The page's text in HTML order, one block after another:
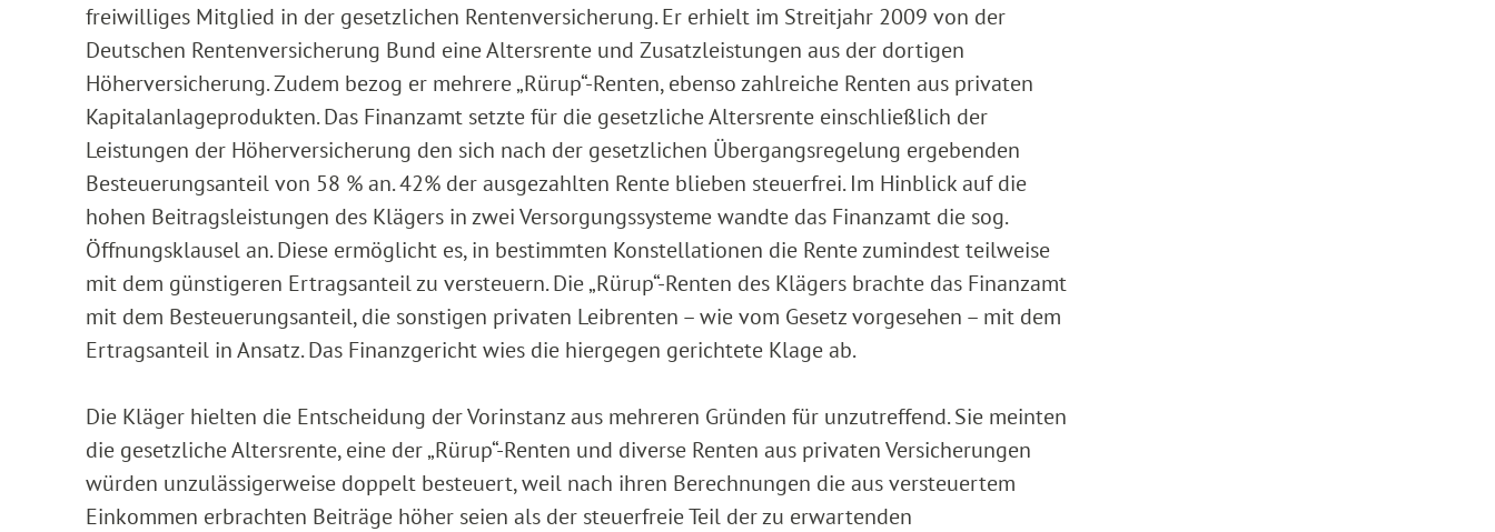
freiwilliges Mitglied in der gesetzlichen Rentenversicherung. Er erhielt im Streitjahr 2009 von der
Deutschen Rentenversicherung Bund eine Altersrente und Zusatzleistungen aus der dortigen
Höherversicherung. Zudem bezog er mehrere „Rürup“-Renten, ebenso zahlreiche Renten aus privaten
Kapitalanlageprodukten. Das Finanzamt setzte für die gesetzliche Altersrente einschließlich der
Leistungen der Höherversicherung den sich nach der gesetzlichen Übergangsregelung ergebenden
Besteuerungsanteil von 58 % an. 42% der ausgezahlten Rente blieben steuerfrei. Im Hinblick auf die
hohen Beitragsleistungen des Klägers in zwei Versorgungssysteme wandte das Finanzamt die sog.
Öffnungsklausel an. Diese ermöglicht es, in bestimmten Konstellationen die Rente zumindest teilweise
mit dem günstigeren Ertragsanteil zu versteuern. Die „Rürup“-Renten des Klägers brachte das Finanzamt
mit dem Besteuerungsanteil, die sonstigen privaten Leibrenten – wie vom Gesetz vorgesehen – mit dem
Ertragsanteil in Ansatz. Das Finanzgericht wies die hiergegen gerichtete Klage ab.
Die Kläger hielten die Entscheidung der Vorinstanz aus mehreren Gründen für unzutreffend. Sie meinten
die gesetzliche Altersrente, eine der „Rürup“-Renten und diverse Renten aus privaten Versicherungen
würden unzulässigerweise doppelt besteuert, weil nach ihren Berechnungen die aus versteuertem
Einkommen erbrachten Beiträge höher seien als der steuerfreie Teil der zu erwartenden